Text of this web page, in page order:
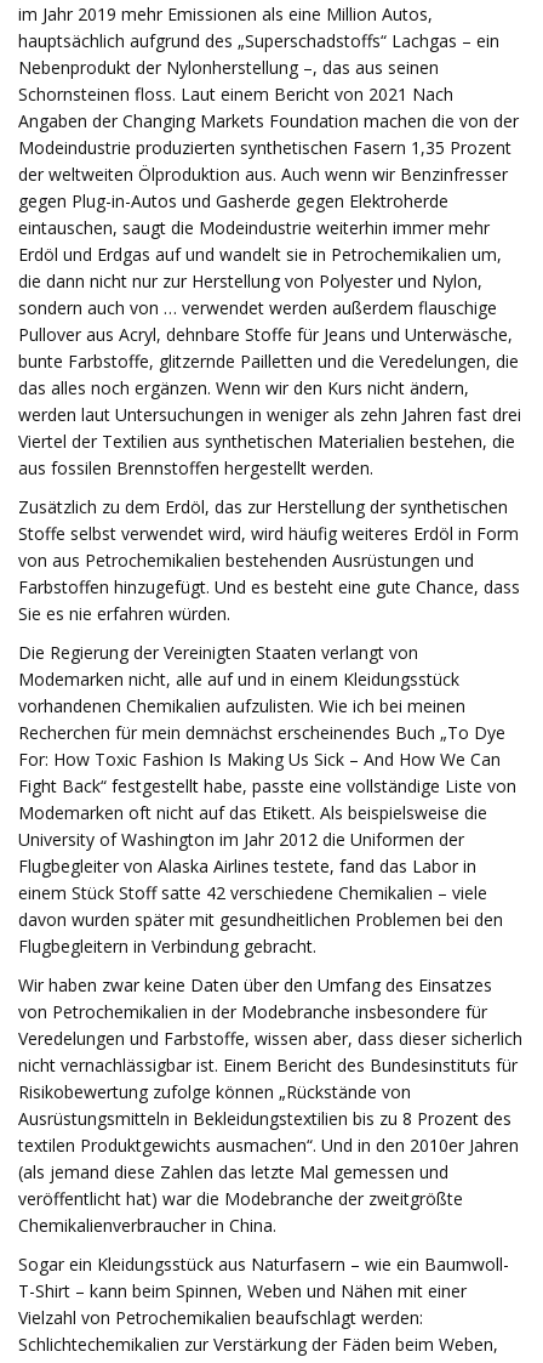
im Jahr 2019 mehr Emissionen als eine Million Autos,
hauptsächlich aufgrund des „Superschadstoffs“ Lachgas – ein
Nebenprodukt der Nylonherstellung –, das aus seinen
Schornsteinen floss. Laut einem Bericht von 2021 Nach
Angaben der Changing Markets Foundation machen die von der
Modeindustrie produzierten synthetischen Fasern 1,35 Prozent
der weltweiten Ölproduktion aus. Auch wenn wir Benzinfresser
gegen Plug-in-Autos und Gasherde gegen Elektroherde
eintauschen, saugt die Modeindustrie weiterhin immer mehr
Erdöl und Erdgas auf und wandelt sie in Petrochemikalien um,
die dann nicht nur zur Herstellung von Polyester und Nylon,
sondern auch von … verwendet werden außerdem flauschige
Pullover aus Acryl, dehnbare Stoffe für Jeans und Unterwäsche,
bunte Farbstoffe, glitzernde Pailletten und die Veredelungen, die
das alles noch ergänzen. Wenn wir den Kurs nicht ändern,
werden laut Untersuchungen in weniger als zehn Jahren fast drei
Viertel der Textilien aus synthetischen Materialien bestehen, die
aus fossilen Brennstoffen hergestellt werden.
Zusätzlich zu dem Erdöl, das zur Herstellung der synthetischen
Stoffe selbst verwendet wird, wird häufig weiteres Erdöl in Form
von aus Petrochemikalien bestehenden Ausrüstungen und
Farbstoffen hinzugefügt. Und es besteht eine gute Chance, dass
Sie es nie erfahren würden.
Die Regierung der Vereinigten Staaten verlangt von
Modemarken nicht, alle auf und in einem Kleidungsstück
vorhandenen Chemikalien aufzulisten. Wie ich bei meinen
Recherchen für mein demnächst erscheinendes Buch „To Dye
For: How Toxic Fashion Is Making Us Sick – And How We Can
Fight Back“ festgestellt habe, passte eine vollständige Liste von
Modemarken oft nicht auf das Etikett. Als beispielsweise die
University of Washington im Jahr 2012 die Uniformen der
Flugbegleiter von Alaska Airlines testete, fand das Labor in
einem Stück Stoff satte 42 verschiedene Chemikalien – viele
davon wurden später mit gesundheitlichen Problemen bei den
Flugbegleitern in Verbindung gebracht.
Wir haben zwar keine Daten über den Umfang des Einsatzes
von Petrochemikalien in der Modebranche insbesondere für
Veredelungen und Farbstoffe, wissen aber, dass dieser sicherlich
nicht vernachlässigbar ist. Einem Bericht des Bundesinstituts für
Risikobewertung zufolge können „Rückstände von
Ausrüstungsmitteln in Bekleidungstextilien bis zu 8 Prozent des
textilen Produktgewichts ausmachen“. Und in den 2010er Jahren
(als jemand diese Zahlen das letzte Mal gemessen und
veröffentlicht hat) war die Modebranche der zweitgrößte
Chemikalienverbraucher in China.
Sogar ein Kleidungsstück aus Naturfasern – wie ein Baumwoll-
T-Shirt – kann beim Spinnen, Weben und Nähen mit einer
Vielzahl von Petrochemikalien beaufschlagt werden:
Schlichtechemikalien zur Verstärkung der Fäden beim Weben,